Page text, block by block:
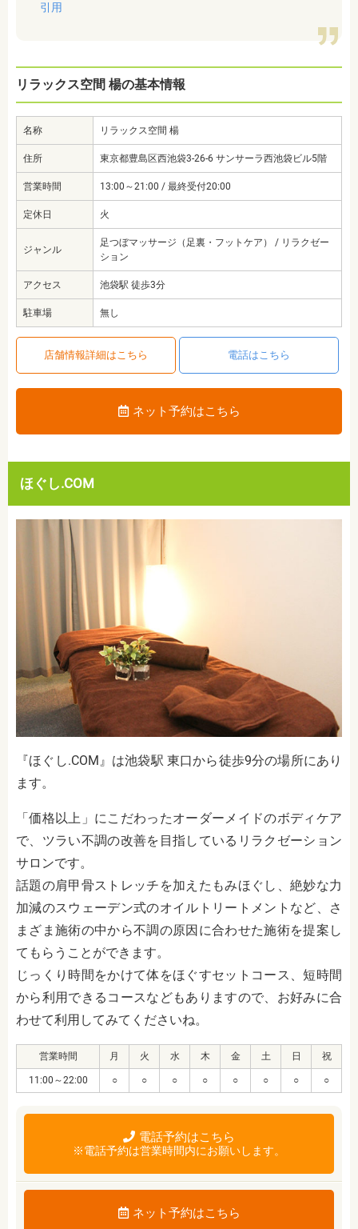
引用
リラックス空間 楊の基本情報
名称 リラックス空間 楊
住所 東京都豊島区西池袋3-26-6 サンサーラ西池袋ビル5階
営業時間 13:00～21:00 / 最終受付20:00
定休日 火
ジャンル
足つぼマッサージ（足裏・フットケア） / リラクゼー
ション
アクセス 池袋駅 徒歩3分
駐車場 無し
店舗情報詳細はこちら 電話はこちら
ネット予約はこちら
ほぐし.COM
『ほぐし.COM』は池袋駅 東口から徒歩9分の場所にあり
ます。
「価格以上」にこだわったオーダーメイドのボディケア
で、ツラい不調の改善を目指しているリラクゼーション
サロンです。
話題の肩甲骨ストレッチを加えたもみほぐし、絶妙な力
加減のスウェーデン式のオイルトリートメントなど、さ
まざま施術の中から不調の原因に合わせた施術を提案し
てもらうことができます。
じっくり時間をかけて体をほぐすセットコース、短時間
から利用できるコースなどもありますので、お好みに合
わせて利用してみてくださいね。
営業時間 月 火 水 木 金 土 日 祝
11:00～22:00 ○ ○ ○ ○ ○ ○ ○ ○
電話予約はこちら
※電話予約は営業時間内にお願いします。
ネット予約はこちら